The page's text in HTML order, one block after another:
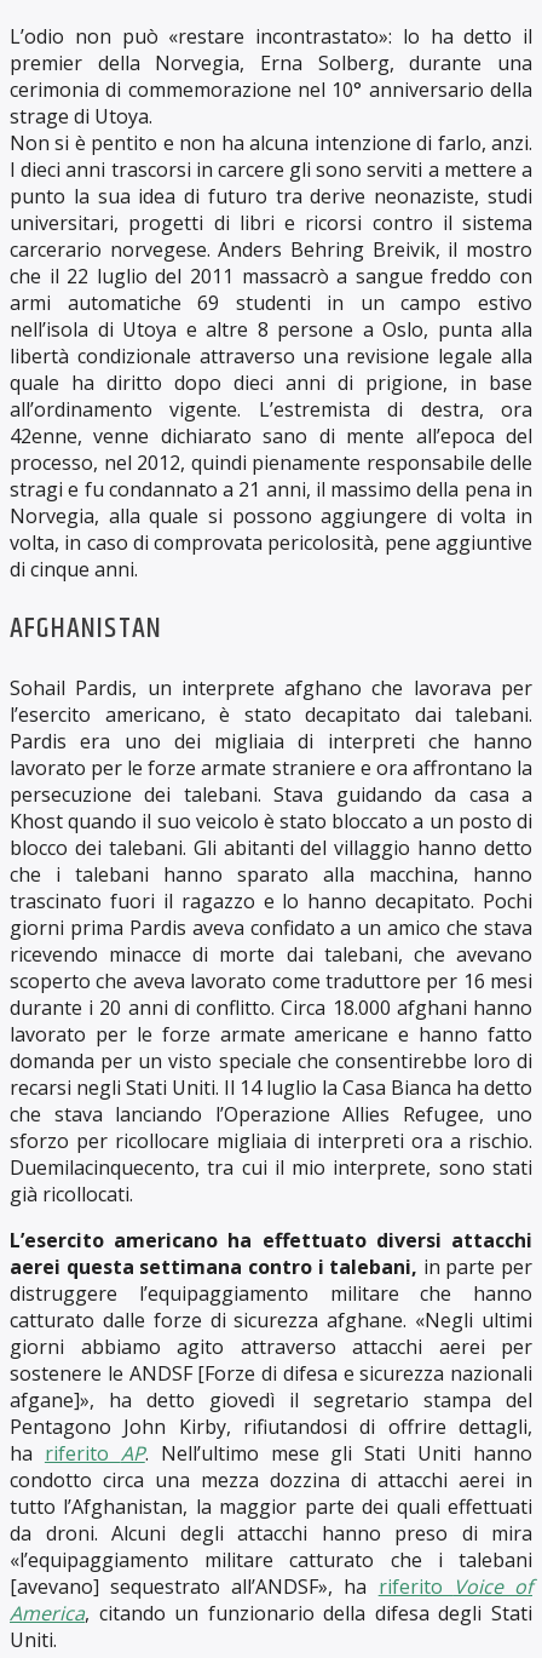
L’odio non può «restare incontrastato»: lo ha detto il
premier della Norvegia, Erna Solberg, durante una
cerimonia di commemorazione nel 10° anniversario della
strage di Utoya.
Non si è pentito e non ha alcuna intenzione di farlo, anzi.
I dieci anni trascorsi in carcere gli sono serviti a mettere a
punto la sua idea di futuro tra derive neonaziste, studi
universitari, progetti di libri e ricorsi contro il sistema
carcerario norvegese. Anders Behring Breivik, il mostro
che il 22 luglio del 2011 massacrò a sangue freddo con
armi automatiche 69 studenti in un campo estivo
nell’isola di Utoya e altre 8 persone a Oslo, punta alla
libertà condizionale attraverso una revisione legale alla
quale ha diritto dopo dieci anni di prigione, in base
all’ordinamento vigente. L’estremista di destra, ora
42enne, venne dichiarato sano di mente all’epoca del
processo, nel 2012, quindi pienamente responsabile delle
stragi e fu condannato a 21 anni, il massimo della pena in
Norvegia, alla quale si possono aggiungere di volta in
volta, in caso di comprovata pericolosità, pene aggiuntive
di cinque anni.
AFGHANISTAN
Sohail Pardis, un interprete afghano che lavorava per
l’esercito americano, è stato decapitato dai talebani.
Pardis era uno dei migliaia di interpreti che hanno
lavorato per le forze armate straniere e ora affrontano la
persecuzione dei talebani. Stava guidando da casa a
Khost quando il suo veicolo è stato bloccato a un posto di
blocco dei talebani. Gli abitanti del villaggio hanno detto
che i talebani hanno sparato alla macchina, hanno
trascinato fuori il ragazzo e lo hanno decapitato. Pochi
giorni prima Pardis aveva confidato a un amico che stava
ricevendo minacce di morte dai talebani, che avevano
scoperto che aveva lavorato come traduttore per 16 mesi
durante i 20 anni di conflitto. Circa 18.000 afghani hanno
lavorato per le forze armate americane e hanno fatto
domanda per un visto speciale che consentirebbe loro di
recarsi negli Stati Uniti. Il 14 luglio la Casa Bianca ha detto
che stava lanciando l’Operazione Allies Refugee, uno
sforzo per ricollocare migliaia di interpreti ora a rischio.
Duemilacinquecento, tra cui il mio interprete, sono stati
già ricollocati.
L’esercito americano ha effettuato diversi attacchi
aerei questa settimana contro i talebani, in parte per
distruggere l’equipaggiamento militare che hanno
catturato dalle forze di sicurezza afghane. «Negli ultimi
giorni abbiamo agito attraverso attacchi aerei per
sostenere le ANDSF [Forze di difesa e sicurezza nazionali
afgane]», ha detto giovedì il segretario stampa del
Pentagono John Kirby, rifiutandosi di offrire dettagli,
ha riferito AP. Nell’ultimo mese gli Stati Uniti hanno
condotto circa una mezza dozzina di attacchi aerei in
tutto l’Afghanistan, la maggior parte dei quali effettuati
da droni. Alcuni degli attacchi hanno preso di mira
«l’equipaggiamento militare catturato che i talebani
[avevano] sequestrato all’ANDSF», ha riferito Voice of
America, citando un funzionario della difesa degli Stati
Uniti.